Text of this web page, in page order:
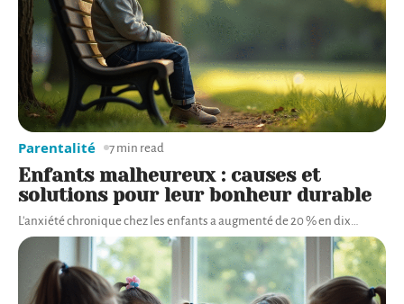
Enfants malheureux : causes et
solutions pour leur bonheur durable
L'anxiété chronique chez les enfants a augmenté de 20 % en dix
Parentalité 7 min read